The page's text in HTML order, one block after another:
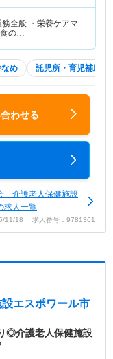
全般 ・栄養ケアマ
食の…
め 託児所・育児補助
わせる
介護老人保健施設
求人一覧
11/18 求人番号：9781361
エスポワール市
◎介護老人保健施設